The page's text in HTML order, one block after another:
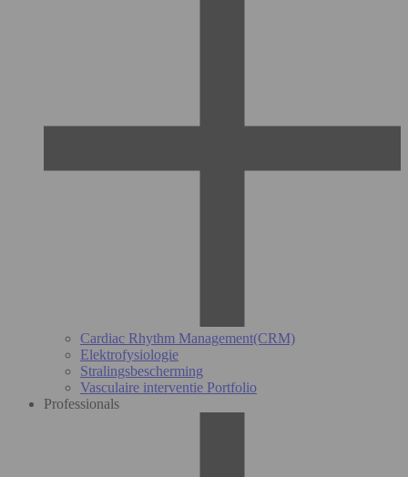
Cardiac Rhythm Management(CRM)
Elektrofysiologie
Stralingsbescherming
Vasculaire interventie Portfolio
Professionals